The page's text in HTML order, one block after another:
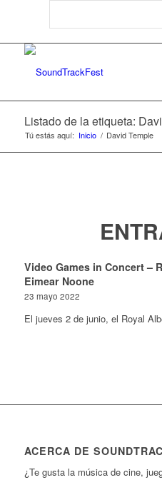
Search
Listado de la etiqueta:
Tú estás aquí: Inicio / David Temple
Video Games in Concert –
Eimear Noone
23 mayo 2022
El jueves 2 de junio, el Royal
ACERCA DE
¿Te gusta la música de cine,